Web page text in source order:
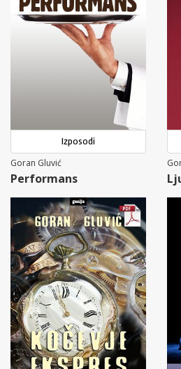
Izposodi
Goran Gluvić
Performans